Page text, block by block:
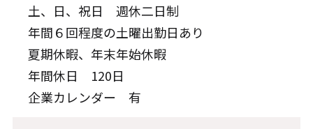
土、日、祝日 週休二日制
年間６回程度の土曜出勤日あり
夏期休暇、年末年始休暇
年間休日 120日
企業カレンダー 有